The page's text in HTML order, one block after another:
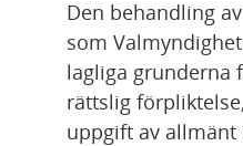
Den behandling
som
lagliga grunderna
rättslig
uppgift av allmänt